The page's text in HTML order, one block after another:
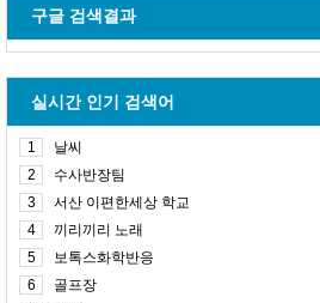
구글 검색결과
실시간 인기 검색어
1
날씨
2
수사반장팀
3
서산 이편한세상 학교
4
끼리끼리 노래
5
보톡스화학반응
6
골프장